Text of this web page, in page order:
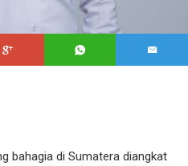
bahagia di Sumatera diangkat